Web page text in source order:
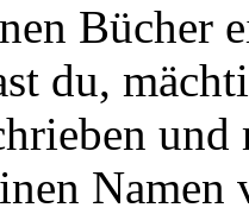
Bücher
du,
Namen